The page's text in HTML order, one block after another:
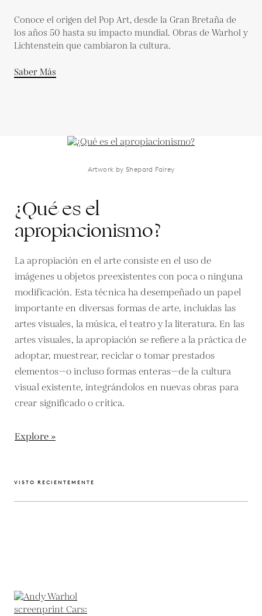
Conoce el origen del Pop Art, desde la Gran Bretaña de
los años 50 hasta su impacto mundial. Obras de Warhol y
Lichtenstein que cambiaron la cultura.
Saber Más
Artwork by Shepard Fairey
¿Qué es el
apropiacionismo?
La apropiación en el arte consiste en el uso de
imágenes u objetos preexistentes con poca o ninguna
modificación. Esta técnica ha desempeñado un papel
importante en diversas formas de arte, incluidas las
artes visuales, la música, el teatro y la literatura. En las
artes visuales, la apropiación se refiere a la práctica de
adoptar, muestrear, reciclar o tomar prestados
elementos—o incluso formas enteras—de la cultura
visual existente, integrándolos en nuevas obras para
crear significado o crítica.
Explore »
VISTO RECIENTEMENTE